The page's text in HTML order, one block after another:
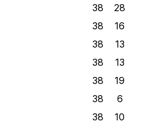
38 28
38 16
38 13
38 13
38 19
38 6
38 10